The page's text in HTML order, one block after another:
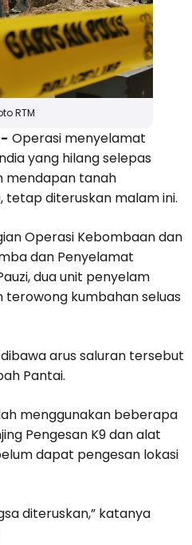
RTM
Operasi menyelamat
yang hilang selepas
mendapan tanah
tetap diteruskan malam ini.
Operasi Kebombaan dan
dan Penyelamat
dua unit penyelam
terowong kumbahan seluas
arus saluran tersebut
Pantai.
menggunakan beberapa
Pengesan K9 dan alat
dapat pengesan lokasi
diteruskan,” katanya